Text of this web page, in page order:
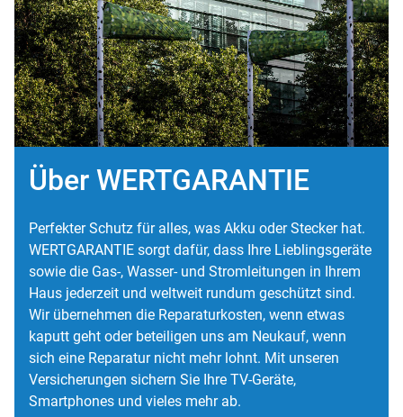
Über WERTGARANTIE
Perfekter Schutz für alles, was Akku oder Stecker hat.
WERTGARANTIE sorgt dafür, dass Ihre Lieblingsgeräte
sowie die Gas-, Wasser- und Stromleitungen in Ihrem
Haus jederzeit und weltweit rundum geschützt sind.
Wir übernehmen die Reparaturkosten, wenn etwas
kaputt geht oder beteiligen uns am Neukauf, wenn
sich eine Reparatur nicht mehr lohnt. Mit unseren
Versicherungen sichern Sie Ihre TV-Geräte,
Smartphones und vieles mehr ab.